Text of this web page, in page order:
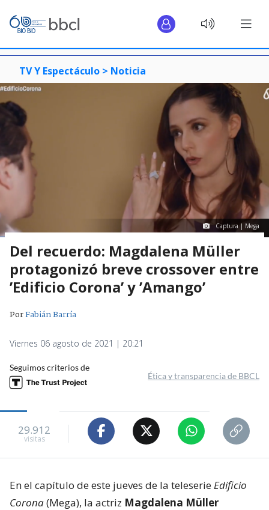
TV Y Espectáculo > Noticia
Captura | Mega
Del recuerdo: Magdalena Müller
protagonizó breve crossover entre
’Edificio Corona’ y ’Amango’
PorFabián Barría
Viernes 06 agosto de 2021 | 20:21
Seguimos criterios de
Ética y transparencia de BBCL
29.912
visitas
En el capítulo de este jueves de la teleserieEdificio
Corona(Mega), la actriz Magdalena Müller